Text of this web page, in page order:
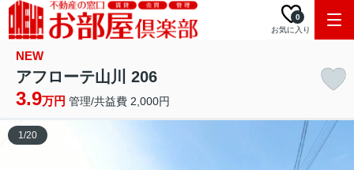
お気に入り
0
NEW
アフローテ山川 206
3.9万円 管理/共益費 2,000円
1/20